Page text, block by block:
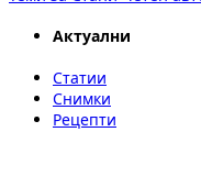
Актуални
Статии
Снимки
Рецепти